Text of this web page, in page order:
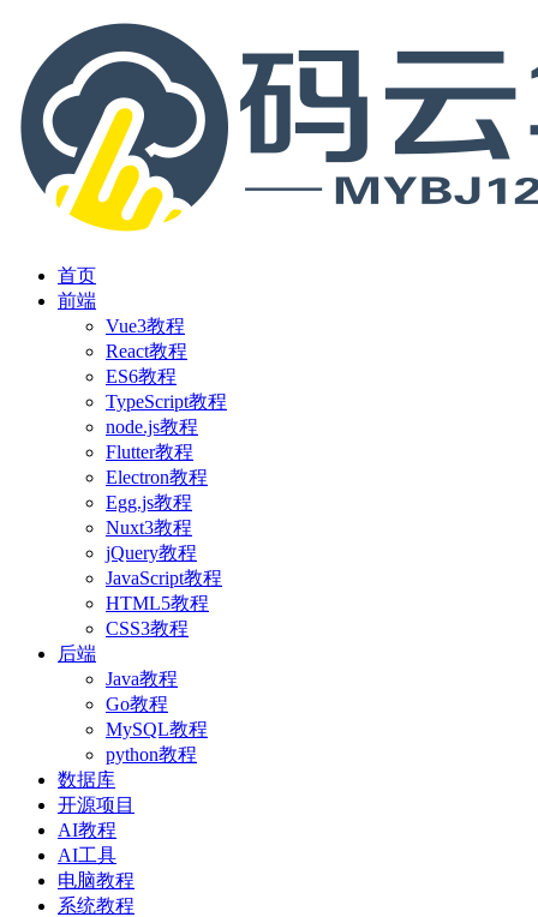
首页
前端
Vue3教程
React教程
ES6教程
TypeScript教程
node.js教程
Flutter教程
Electron教程
Egg.js教程
Nuxt3教程
jQuery教程
JavaScript教程
HTML5教程
CSS3教程
后端
Java教程
Go教程
MySQL教程
python教程
数据库
开源项目
AI教程
AI工具
电脑教程
系统教程